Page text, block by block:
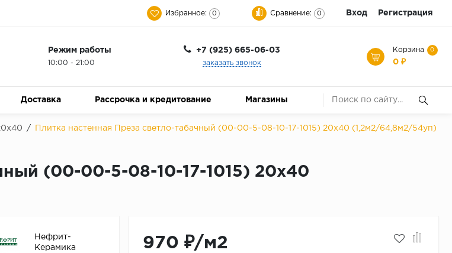
Избранное: 0 Сравнение: 0 Вход Регистрация
Режим работы
10:00 - 21:00
+7 (925) 665-06-03
заказать звонок
Корзина 0
0 ₽
Доставка Рассрочка и кредитование Магазины
/ Плитка настенная Преза светло-табачный (00-00-5-08-10-17-1015) 20х40 (1,2м2/64,8м2/54уп)
(00-00-5-08-10-17-1015) 20х40
Нефрит-
Керамика
970 ₽/м2